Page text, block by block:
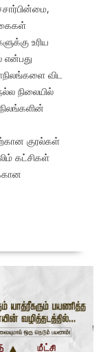
உரிய
என்பது
விட
நிலையில்
குரல்கள்
கட்சிகள்